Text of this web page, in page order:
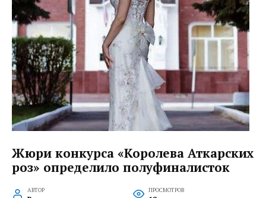
Жюри конкурса «Королева Аткарских
роз» определило полуфиналисток
АВТОР ПРОСМОТРОВ